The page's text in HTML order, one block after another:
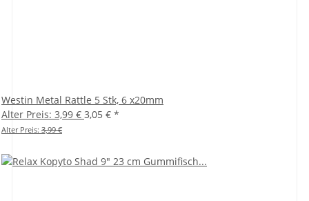
Westin Metal Rattle 5 Stk, 6 x20mm
Alter Preis: 3,99 € 3,05 € *
Alter Preis: 3,99 €